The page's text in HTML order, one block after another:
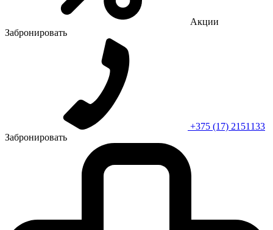
Акции
Забронировать
+375 (17) 2151133
Забронировать